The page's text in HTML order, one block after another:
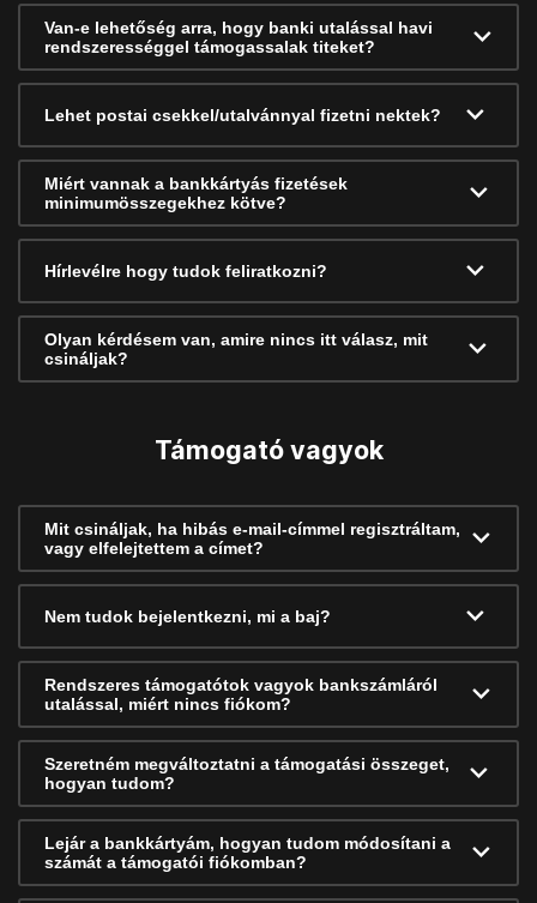
Van-e lehetőség arra, hogy banki utalással havi
rendszerességgel támogassalak titeket?
Lehet postai csekkel/utalvánnyal fizetni nektek?
Miért vannak a bankkártyás fizetések
minimumösszegekhez kötve?
Hírlevélre hogy tudok feliratkozni?
Olyan kérdésem van, amire nincs itt válasz, mit
csináljak?
Támogató vagyok
Mit csináljak, ha hibás e-mail-címmel regisztráltam,
vagy elfelejtettem a címet?
Nem tudok bejelentkezni, mi a baj?
Rendszeres támogatótok vagyok bankszámláról
utalással, miért nincs fiókom?
Szeretném megváltoztatni a támogatási összeget,
hogyan tudom?
Lejár a bankkártyám, hogyan tudom módosítani a
számát a támogatói fiókomban?